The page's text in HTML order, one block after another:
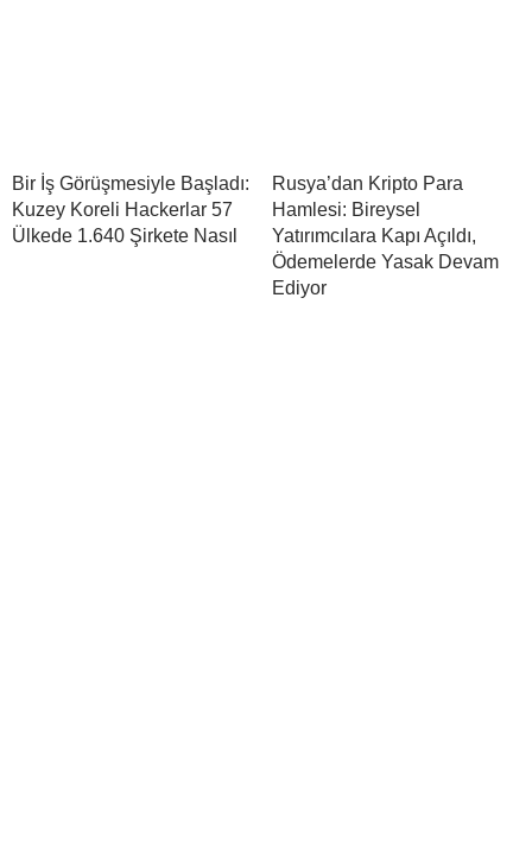
Bir İş Görüşmesiyle Başladı:
Kuzey Koreli Hackerlar 57
Ülkede 1.640 Şirkete Nasıl
Rusya’dan Kripto Para
Hamlesi: Bireysel
Yatırımcılara Kapı Açıldı,
Ödemelerde Yasak Devam
Ediyor